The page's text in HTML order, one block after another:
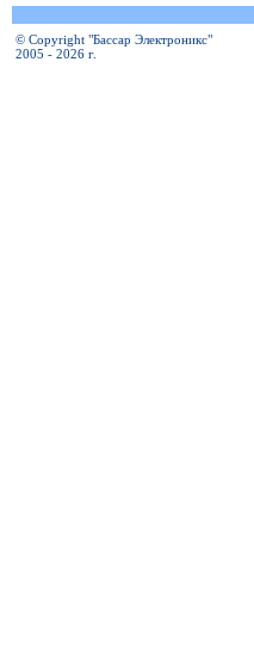
© Copyright "Бассар Электроникс"
2005 - 2026 г.